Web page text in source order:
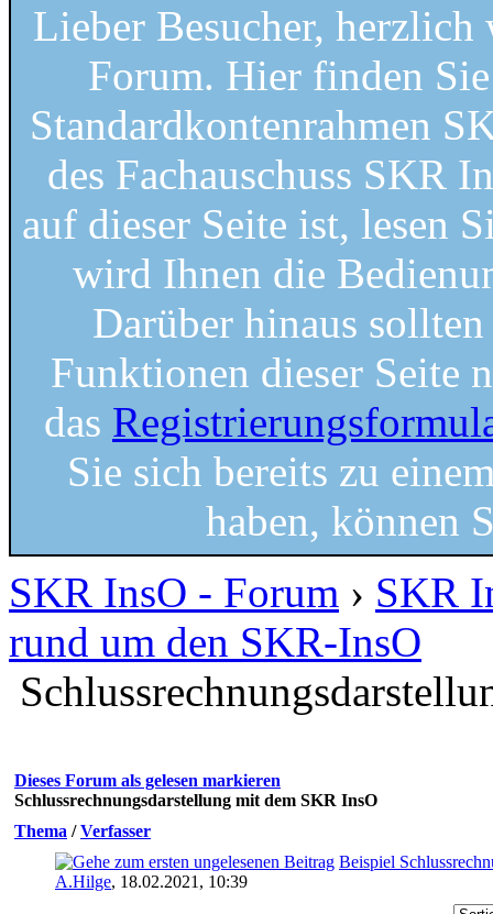
Lieber Besucher,
Forum. Hier finden
Standardkontenrahmen
des Fachauschuss SKR
auf dieser Seite ist, lesen
wird Ihnen die
Darüber hinaus
Funktionen dieser Seite
das
Sie sich bereits zu
haben, können
SKR InsO - Forum › SKR
rund um den SKR-InsO
Dieses Forum als gelesen markieren
Schlussrechnungsdarstellung mit dem SKR InsO
Thema /Verfasser
Beispiel
A.Hilge, 18.02.2021, 10:39